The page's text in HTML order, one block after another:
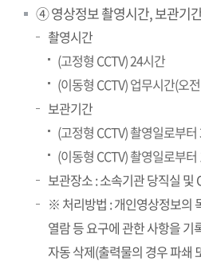
④ 영상정보 촬영시간, 보관기
촬영시간
(고정형 CCTV) 24시간
(이동형 CCTV) 업무시간(오
보관기간
(고정형 CCTV) 촬영일로부터
(이동형 CCTV) 촬영일로부터
보관장소 : 소속기관 당직실 및
※ 처리방법 : 개인영상정보의
열람 등 요구에 관한 사항을 기
자동 삭제(출력물의 경우 파쇄